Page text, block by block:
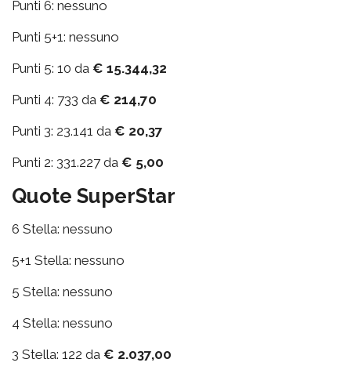
Punti 6: nessuno
Punti 5+1: nessuno
Punti 5: 10 da € 15.344,32
Punti 4: 733 da € 214,70
Punti 3: 23.141 da € 20,37
Punti 2: 331.227 da € 5,00
Quote SuperStar
6 Stella: nessuno
5+1 Stella: nessuno
5 Stella: nessuno
4 Stella: nessuno
3 Stella: 122 da € 2.037,00